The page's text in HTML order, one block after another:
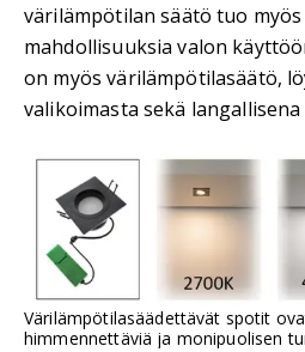
värilämpötilan säätö tuo
mahdollisuuksia valon
on myös värilämpötilasäätö,
valikoimasta sekä
Värilämpötilasäädettävät spotit
himmennettäviä ja monipuolisen